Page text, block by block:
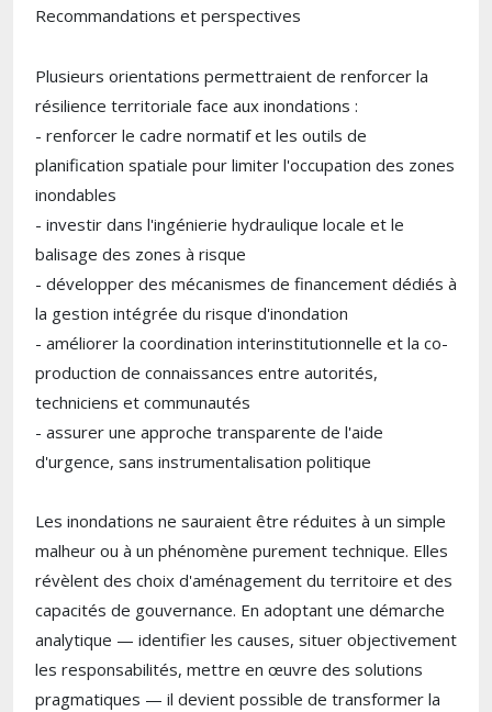
Recommandations et perspectives
Plusieurs orientations permettraient de renforcer la
résilience territoriale face aux inondations :
- renforcer le cadre normatif et les outils de
planification spatiale pour limiter l'occupation des zones
inondables
- investir dans l'ingénierie hydraulique locale et le
balisage des zones à risque
- développer des mécanismes de financement dédiés à
la gestion intégrée du risque d'inondation
- améliorer la coordination interinstitutionnelle et la co-
production de connaissances entre autorités,
techniciens et communautés
- assurer une approche transparente de l'aide
d'urgence, sans instrumentalisation politique
Les inondations ne sauraient être réduites à un simple
malheur ou à un phénomène purement technique. Elles
révèlent des choix d'aménagement du territoire et des
capacités de gouvernance. En adoptant une démarche
analytique — identifier les causes, situer objectivement
les responsabilités, mettre en œuvre des solutions
pragmatiques — il devient possible de transformer la